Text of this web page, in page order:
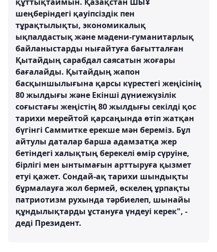
шеңберіндегі қауіпсіздік пен
тұрақтылықты, экономикалық
ықпалдастық және мәдени-гуманитарлық
байланыстарды нығайтуға бағытталған
Қытайдың сарабдал саясатын жоғары
бағалайды. Қытайдың жапон
басқыншылығына қарсы күрестегі жеңісінің
80 жылдығы және Екінші дүниежүзілік
соғыстағы жеңістің 80 жылдығы секілді қос
тарихи мерейтой қарсаңында өтіп жатқан
бүгінгі Саммитке ерекше мән береміз. Бұл
айтулы даталар барша адамзатқа жер
бетіндегі халықтың берекелі өмір сүруіне,
бірлігі мен ынтымағын арттыруға қызмет
етуі қажет. Сондай-ақ тарихи шындықты
бұрмалауға жол бермей, өскелең ұрпақты
патриотизм рухында тәрбиелеп, шынайы
құндылықтарды ұстануға үндеуі керек", -
деді Президент.